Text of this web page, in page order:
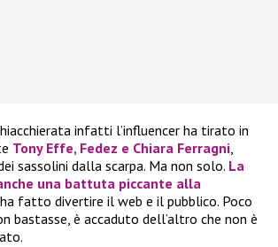
infatti l’influencer ha tirato in
Tony Effe, Fedez e Chiara Ferragni,
sassolini dalla scarpa. Ma non solo. La
una battuta piccante alla
fatto divertire il web e il pubblico. Poco
bastasse, è accaduto dell’altro che non è